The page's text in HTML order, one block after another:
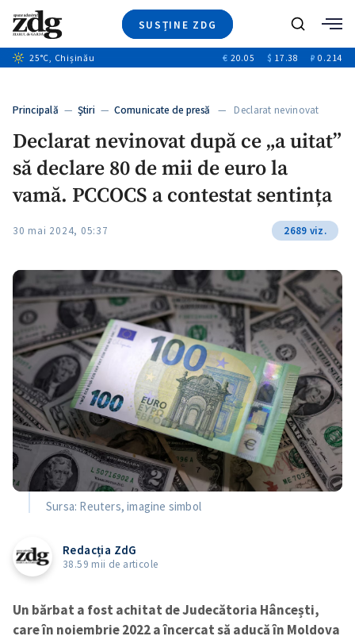
SUSȚINE ZDG
Ştiri
+12
Video
Special
ZdGust
Caută
25°C, Chișinău € 20.05 $ 17.38 ₽ 0.214
Principală — Ştiri — Comunicate de presă — Declarat nevinovat
Declarat nevinovat după ce „a uitat”
să declare 80 de mii de euro la
vamă. PCCOCS a contestat sentința
30 mai 2024, 05:37 2689 viz.
Sursa: Reuters, imagine simbol
Redacția ZdG
38.59 mii de articole
Un bărbat a fost achitat de Judecătoria Hâncești,
care în noiembrie 2022 a încercat să aducă în Moldova